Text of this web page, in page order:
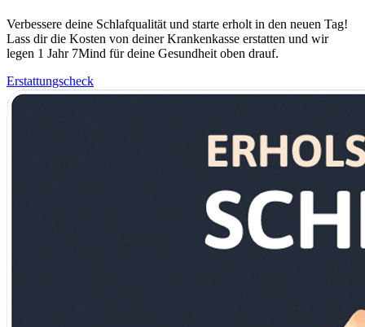
Verbessere deine Schlafqualität und starte erholt in den neuen Tag!
Lass dir die Kosten von deiner Krankenkasse erstatten und wir
legen 1 Jahr 7Mind für deine Gesundheit oben drauf.
Erstattungscheck